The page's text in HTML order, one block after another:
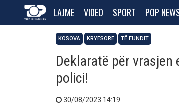
LAJME VIDEO SPORT POP NEWS
KOSOVA KRYESORE TË FUNDIT
Deklaratë për vrasjen
polici!
30/08/2023 14:19